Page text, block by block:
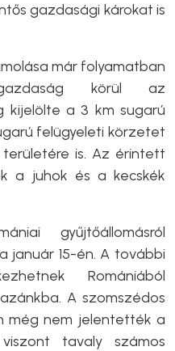
gazdasági károkat is
már folyamatban
körül az
kijelölte a 3 km sugarú
felügyeleti körzetet
területére is. Az érintett
a juhok és a kecskék
gyűjtőállomásról
január 15-én. A további
Romániából
A szomszédos
még nem jelentették a
tavaly számos